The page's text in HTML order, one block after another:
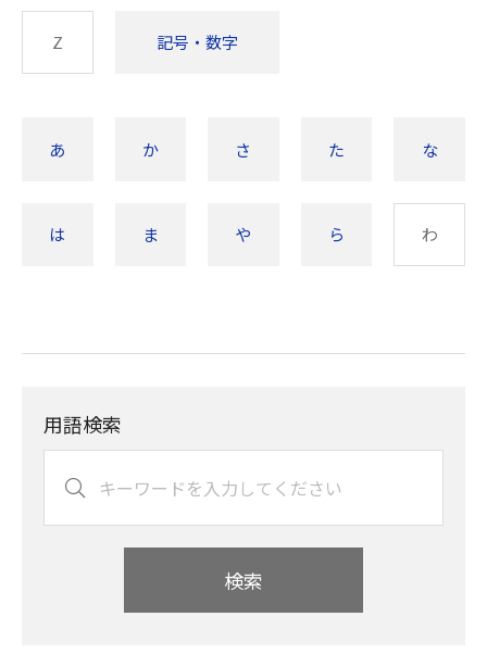
Z 記号・数字
あ か さ た な
は ま や ら わ
用語検索
検索